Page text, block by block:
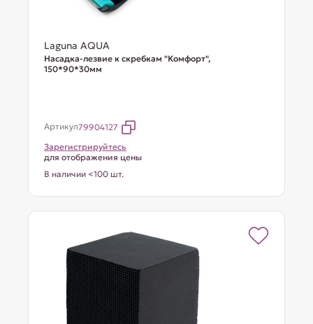
Laguna AQUA
Насадка-лезвие к скребкам "Комфорт",
150*90*30мм
Артикул79904127
Зарегистрируйтесь
для отображения цены
В наличии <100 шт.